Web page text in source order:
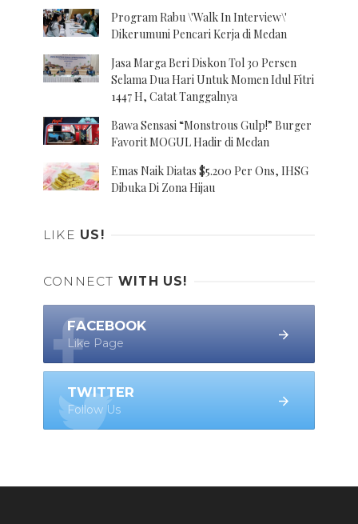
Program Rabu \'Walk In Interview\'
Dikerumuni Pencari Kerja di Medan
Jasa Marga Beri Diskon Tol 30 Persen
Selama Dua Hari Untuk Momen Idul Fitri
1447 H, Catat Tanggalnya
Bawa Sensasi “Monstrous Gulp!” Burger
Favorit MOGUL Hadir di Medan
Emas Naik Diatas $5.200 Per Ons, IHSG
Dibuka Di Zona Hijau
LIKE US!
CONNECT WITH US!
FACEBOOK
Like Page
TWITTER
Follow Us